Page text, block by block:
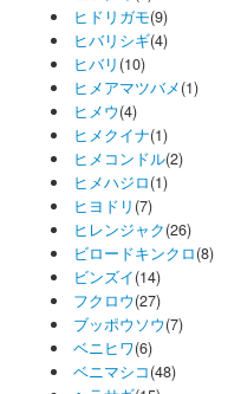
ヒドリガモ(9)
ヒバリシギ(4)
ヒバリ (10)
ヒメアマツバメ(1)
ヒメウ(4)
ヒメクイナ(1)
ヒメコンドル(2)
ヒメハジロ(1)
ヒヨドリ (7)
ヒレンジャク(26)
ビロードキンクロ(8)
ビンズイ(14)
フクロウ(27)
ブッポウソウ(7)
ベニヒワ(6)
ベニマシコ(48)